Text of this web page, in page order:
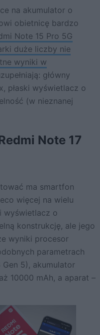
na akumulator o
obietnicę bardzo
Note 15 Pro 5G
duże liczby nie
wyniki w
główny
płaski wyświetlacz o
(w nieznanej
Note 17
ma smartfon
więcej na wielu
wyświetlacz o
konstrukcję, ale jego
wyniki procesor
parametrach
5), akumulator
10000 mAh, a aparat –